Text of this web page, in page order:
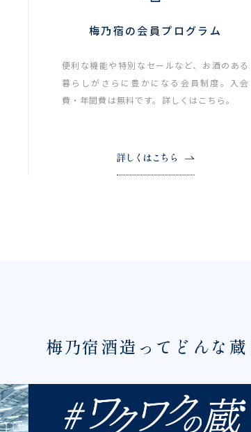
梅乃宿の会員プログラム
便利な機能や特別なセールなど、お酒のある
暮らしがさらに豊かになる会員制度。入会
費・年間費は無料です。詳しくはこちら。
詳しくはこちら
梅乃宿酒造ってどんな蔵